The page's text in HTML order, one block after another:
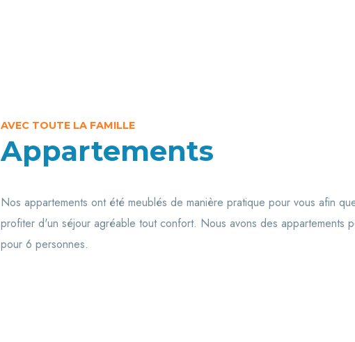
AVEC TOUTE LA FAMILLE
Appartements
Nos appartements ont été meublés de manière pratique pour vous afin
profiter d'un séjour agréable tout confort. Nous avons des appartements
pour 6 personnes.